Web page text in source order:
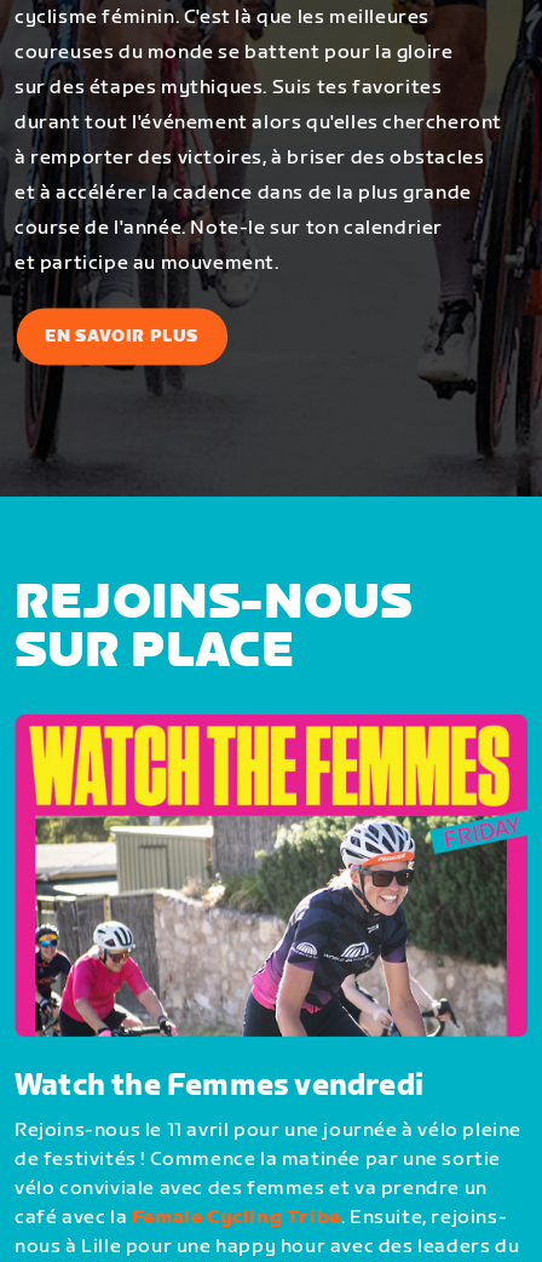
cyclisme féminin. C'est là que les meilleures
coureuses du monde se battent pour la gloire
sur des étapes mythiques. Suis tes favorites
durant tout l'événement alors qu'elles chercheront
à remporter des victoires, à briser des obstacles
et à accélérer la cadence dans de la plus grande
course de l'année. Note-le sur ton calendrier
et participe au mouvement.
EN SAVOIR PLUS
REJOINS-NOUS
SUR PLACE
Watch the Femmes vendredi
Rejoins-nous le 11 avril pour une journée à vélo pleine
de festivités ! Commence la matinée par une sortie
vélo conviviale avec des femmes et va prendre un
café avec la Female Cycling Tribe. Ensuite, rejoins-
nous à Lille pour une happy hour avec des leaders du